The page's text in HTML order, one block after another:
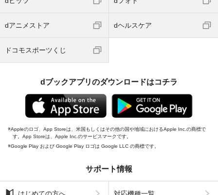
dアニメストア dヘルスケア
ドコモスポーツくじ
dブックアプリのダウンロードはコチラ
Appleのロゴ、App Storeは、米国もしくはその他の国や地域におけるApple Inc.の商標で
す。App Storeは、Apple Inc.のサービスマークです。
Google Play および Google Play ロゴは Google LLC の商標です。
サポート情報